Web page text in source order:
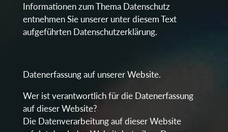
Informationen zum Thema Datenschutz
entnehmen Sie unserer unter diesem Text
aufgeführten Datenschutzerklärung.
Datenerfassung auf unserer Website.
Wer ist verantwortlich für die Datenerfassung
auf dieser Website?
Die Datenverarbeitung auf dieser Website